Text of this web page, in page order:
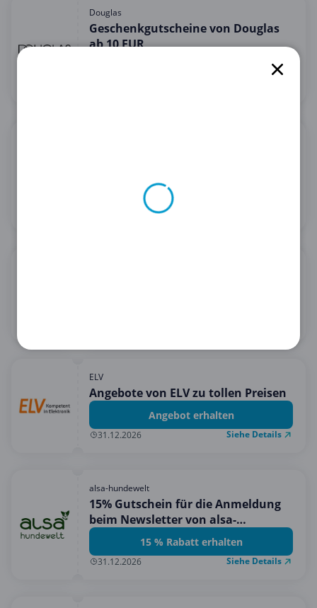
Douglas
Geschenkgutscheine von Douglas
ab 10 EUR
5 % Rabatt erhalten
ELV
Angebote von ELV zu tollen Preisen
Angebot erhalten
31.12.2026 Siehe Details
alsa-hundewelt
15% Gutschein für die Anmeldung
beim Newsletter von alsa-
hundewelt!15 % Rabatt erhalten
31.12.2026 Siehe Details